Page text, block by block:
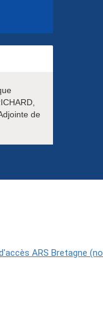
de